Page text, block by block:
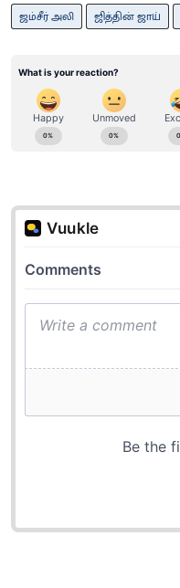
ஜம்சீர் அலி ஜித்தின் ஜாய்